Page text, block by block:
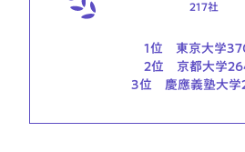
217社
1位　東京大学
2位　京都大学
3位　慶應義塾大学